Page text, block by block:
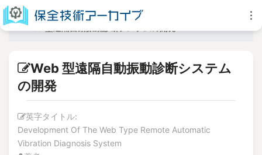
Web 型遠隔自動振動診断システムの開発
Web 型遠隔自動振動診断システム
の開発
英字タイトル:
Development Of The Web Type Remote Automatic
Vibration Diagnosis System